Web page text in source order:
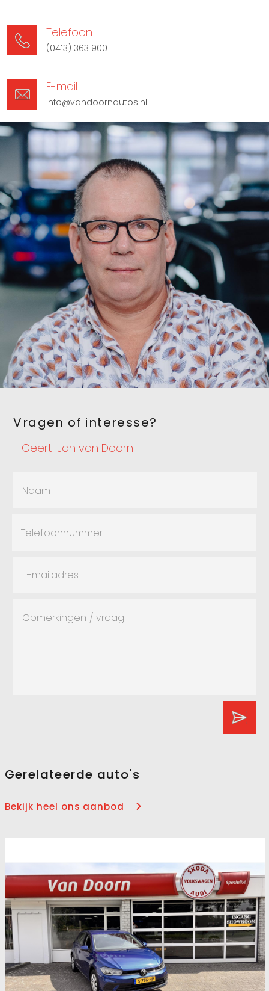
Telefoon
(0413) 363 900
E-mail
info@vandoornautos.nl
Vragen of interesse?
- Geert-Jan van Doorn
Gerelateerde auto's
Bekijk heel ons aanbod